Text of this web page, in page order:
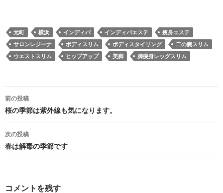
元町 横浜 インディバ インディバエステ
痩身エステ
サロンレジーナ
ボディスリム ボディスタイリング
二の腕スリム
ウエストスリム
ヒップアップ 美脚 脚痩身レッグスリム
投
稿
ナ
ビ
ゲ
ー
前の投稿
桜の季節は紫外線も気になります。
次の投稿
春は解毒の季節です
コメントを残す